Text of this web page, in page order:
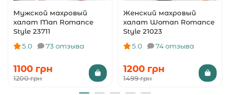
Мужской махровый
халат Man Romance
Style 23711
5.0
73 отзыва
1100 грн
1200 грн
Женский махровый
халат Woman Romance
Style 21023
5.0
74 отзыва
1200 грн
1499 грн